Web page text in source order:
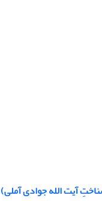
آیت الله جوادی آملی)